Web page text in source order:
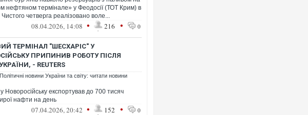
нефтяном термінале» у Феодосії (ТОТ Крим) в
четверга реалізовано воле...
08.04.2026, 14:08 • 216 • 0
ТЕРМІНАЛ "ШЕСХАРІС" У
ПРИПИНИВ РОБОТУ ПІСЛЯ
- REUTERS
Політичні новини України та світу: читати новини
Новоросійську експортував до 700 тисяч
нафти на день
07.04.2026, 20:42 • 152 • 0